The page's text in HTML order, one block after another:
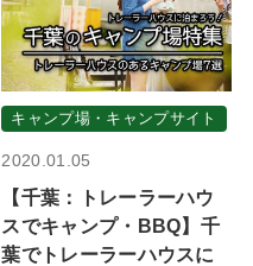
キャンプ場・キャンプサイト
2020.01.05
【千葉：トレーラーハウ
スでキャンプ・BBQ】千
葉でトレーラーハウスに